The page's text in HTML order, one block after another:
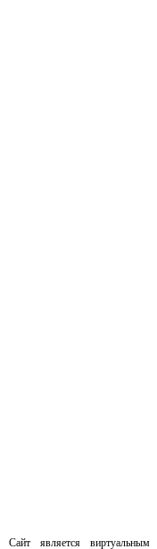
Сайт является